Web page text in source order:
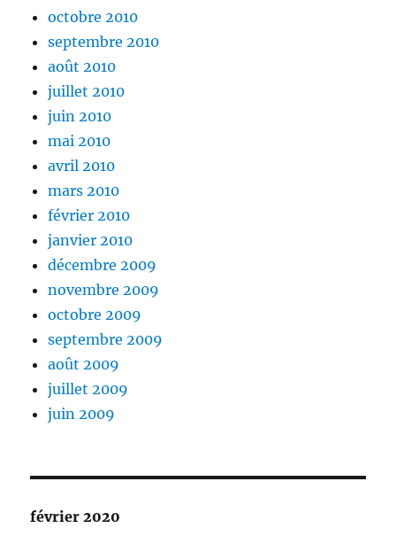
octobre 2010
septembre 2010
août 2010
juillet 2010
juin 2010
mai 2010
avril 2010
mars 2010
février 2010
janvier 2010
décembre 2009
novembre 2009
octobre 2009
septembre 2009
août 2009
juillet 2009
juin 2009
février 2020